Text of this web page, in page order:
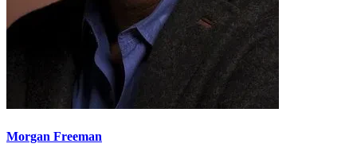
Morgan Freeman